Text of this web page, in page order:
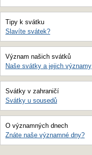
Tipy k svátku
Slavíte svátek?
Význam našich svátků
Naše svátky a jejich významy
Svátky v zahraničí
Svátky u sousedů
O významných dnech
Znáte naše významné dny?